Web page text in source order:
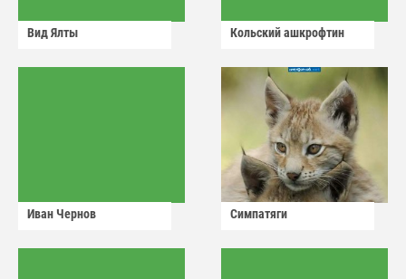
Вид Ялты Кольский ашкрофтин
Иван Чернов Симпатяги